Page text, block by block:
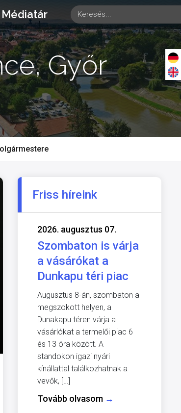
Médiatár
Győr
Friss híreink
2026. augusztus 07.
Szombaton is várja
a vásárókat a
Dunkapu téri piac
Augusztus 8-án, szombaton a
megszokott helyen, a
Dunakapu téren várja a
vásárlókat a termelői piac 6
és 13 óra között. A
standokon igazi nyári
kínállattal találkozhatnak a
vevők, […]
Tovább olvasom →